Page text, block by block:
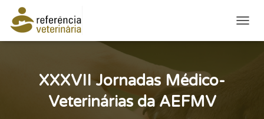
XXXVII Jornadas Médico-
Veterinárias da AEFMV